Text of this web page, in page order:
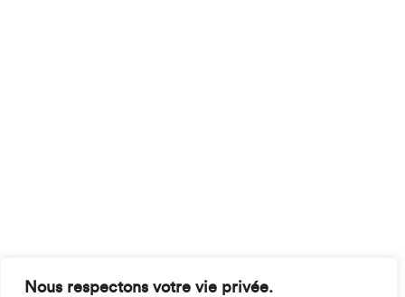
Nous respectons votre vie privée.